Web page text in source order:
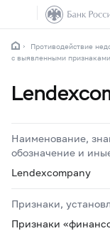
Противодействие
с выявленными
Наименование,
обозначение и
Lendexcompany
Признаки,
Признаки